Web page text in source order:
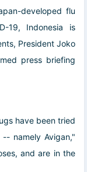
developed flu
19, Indonesia is
President Joko
press briefing
have been tried
namely Avigan,"
and are in the